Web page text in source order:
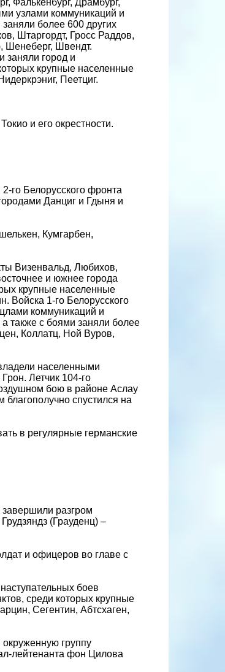
Фалькенбург, Драмбург,
узлами коммуникаций и
более 600 других
Штаргордт, Гросс Раддов,
Шенеберг, Швендт.
заняли город и
крупные населенные
Пеетциг.
и его окрестности.
го Белорусского фронта
Данциг и Гдыня и
Кумгарбен,
Визенвальд, Любихов,
и южнее города
крупные населенные
Войска 1-го Белорусского
коммуникаций и
также с боями заняли более
Коллатц, Ной Вуров,
населенными
Летчик 104-го
бою в районе Аслау
благополучно спустился на
в регулярные германские
разгром
(Грауденц) –
и офицеров во главе с
боев
среди которых крупные
Сегентин, Абтсхаген,
группу
лейтенанта фон Цилова